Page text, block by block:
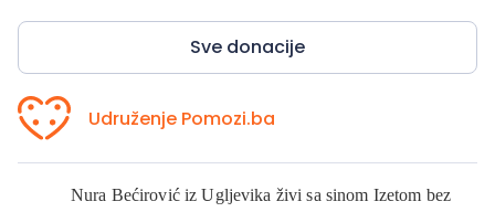
Sve donacije
Udruženje Pomozi.ba
Nura Bećirović iz Ugljevika živi sa sinom Izetom bez